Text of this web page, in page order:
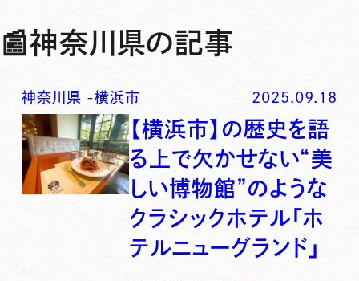
📰神奈川県の記事
神奈川県 -横浜市 2025.09.18
【横浜市】の歴史を語
る上で欠かせない“美
しい博物館”のような
クラシックホテル「ホ
テルニューグランド」